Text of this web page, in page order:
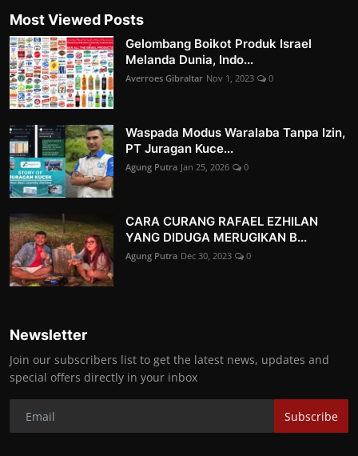
Most Viewed Posts
Gelombang Boikot Produk Israel
Melanda Dunia, Indo...
Averroes Gibraltar Nov 1, 2023 0
Waspada Modus Waralaba Tanpa Izin,
PT Juragan Kuce...
Agung Putra Jan 25, 2026 0
CARA CURANG RAFAEL EZHILAN
YANG DIDUGA MERUGIKAN B...
Agung Putra Dec 30, 2023 0
Newsletter
Join our subscribers list to get the latest news, updates and
special offers directly in your inbox
Subscribe